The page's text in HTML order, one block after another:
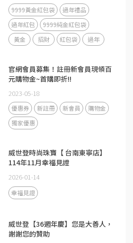
9999黃金紅包袋
過年禮品
過年紅包
9999純金紅包袋
黃金
招財 紅包袋 過年
官網會員募集！註冊新會員現領百
元購物金~首購即折!!
2023-05-18
優惠券 新註冊 新會員
購物金
獨家優惠
威世登時尚珠寶【 台南東寧店】
114年11月幸福見證
2026-01-14
幸福見證
威世登【36週年慶】您是大善人，
謝謝您的贊助